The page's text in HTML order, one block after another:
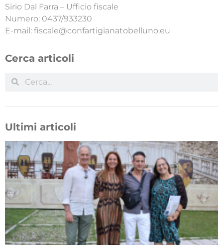
Sirio Dal Farra – Ufficio fiscale
Numero: 0437/933230
E-mail: fiscale@confartigianatobelluno.eu
Cerca articoli
Ultimi articoli